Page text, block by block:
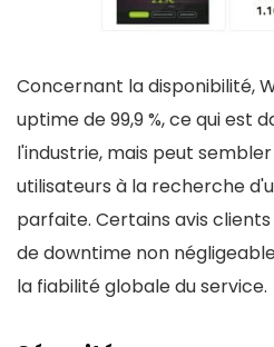
Concernant la disponibilité,
uptime de 99,9 %, ce qui est
l'industrie, mais peut
utilisateurs à la recherche
parfaite. Certains avis
de downtime non
la fiabilité globale du service.